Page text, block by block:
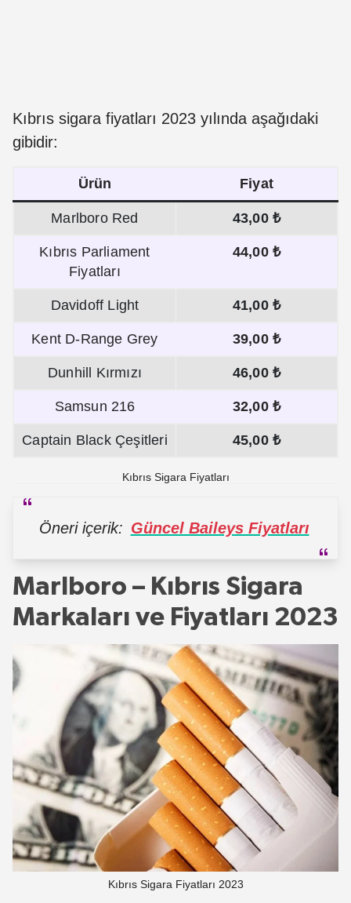
Kıbrıs sigara fiyatları 2023 yılında aşağıdaki
gibidir:
Ürün Fiyat
Marlboro Red 43,00 ₺
Kıbrıs Parliament
Fiyatları
44,00 ₺
Davidoff Light 41,00 ₺
Kent D-Range Grey 39,00 ₺
Dunhill Kırmızı 46,00 ₺
Samsun 216 32,00 ₺
Captain Black Çeşitleri 45,00 ₺
Kıbrıs Sigara Fiyatları
Öneri içerik: Güncel Baileys Fiyatları
Marlboro – Kıbrıs Sigara
Markaları ve Fiyatları 2023
Kıbrıs Sigara Fiyatları 2023